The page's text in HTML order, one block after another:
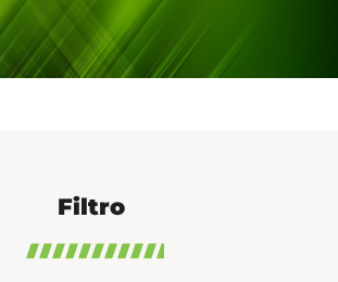
Filtro